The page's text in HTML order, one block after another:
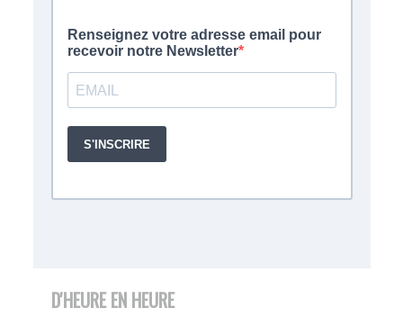
D'HEURE EN HEURE